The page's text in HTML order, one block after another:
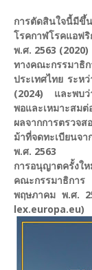
การตัดสินใจนี้มีขึ้
โรคกาฬโรคแอฟริ
พ.ศ. 2563 (2020)
ทางคณะกรรม
ประเทศไทย ระ
(2024) และพบว่
พอและเหมาะสมต่
ผลจากการตรวจส
ม้าที่จดทะเบียนจ
พ.ศ. 2563
การอนุญาตครั้งใ
คณะกรรมาธิการ
พฤษภาคม พ.ศ.
lex.europa.eu)